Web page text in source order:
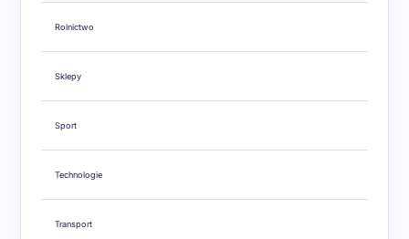
Rolnictwo
Sklepy
Sport
Technologie
Transport